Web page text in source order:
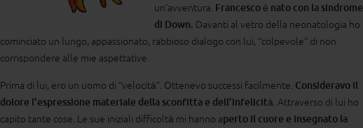
un’avventura. Francesco è nato con la sindrome
di Down. Davanti al vetro della neonatologia ho
cominciato un lungo, appassionato, rabbioso dialogo con lui, “colpevole” di non
corrispondere alle mie aspettative.
Prima di lui, ero un uomo di “velocità”. Ottenevo successi facilmente. Consideravo il
dolore l’espressione materiale della sconfitta e dell’infelicità . Attraverso di lui ho
capito tante cose. Le sue iniziali difficoltà mi hanno aperto il cuore e insegnato la